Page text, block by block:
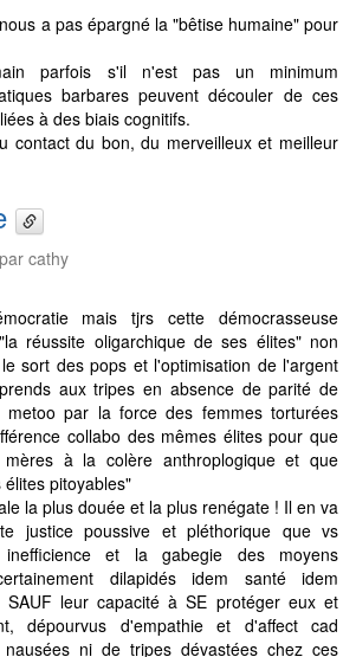
a pas épargné la "bêtise humaine" pour
parfois s'il n'est pas un minimum
barbares peuvent découler de ces
à des biais cognitifs.
contact du bon, du merveilleux et meilleur
cathy
mais tjrs cette démocrasseuse
réussite oligarchique de ses élites" non
sort des pops et l'optimisation de l'argent
aux tripes en absence de parité de
par la force des femmes torturées
collabo des mêmes élites pour que
à la colère anthroplogique et que
pitoyables"
la plus douée et la plus renégate ! Il en va
justice poussive et pléthorique que vs
et la gabegie des moyens
dilapidés idem santé idem
SAUF leur capacité à SE protéger eux et
dépourvus d'empathie et d'affect cad
nausées ni de tripes dévastées chez ces